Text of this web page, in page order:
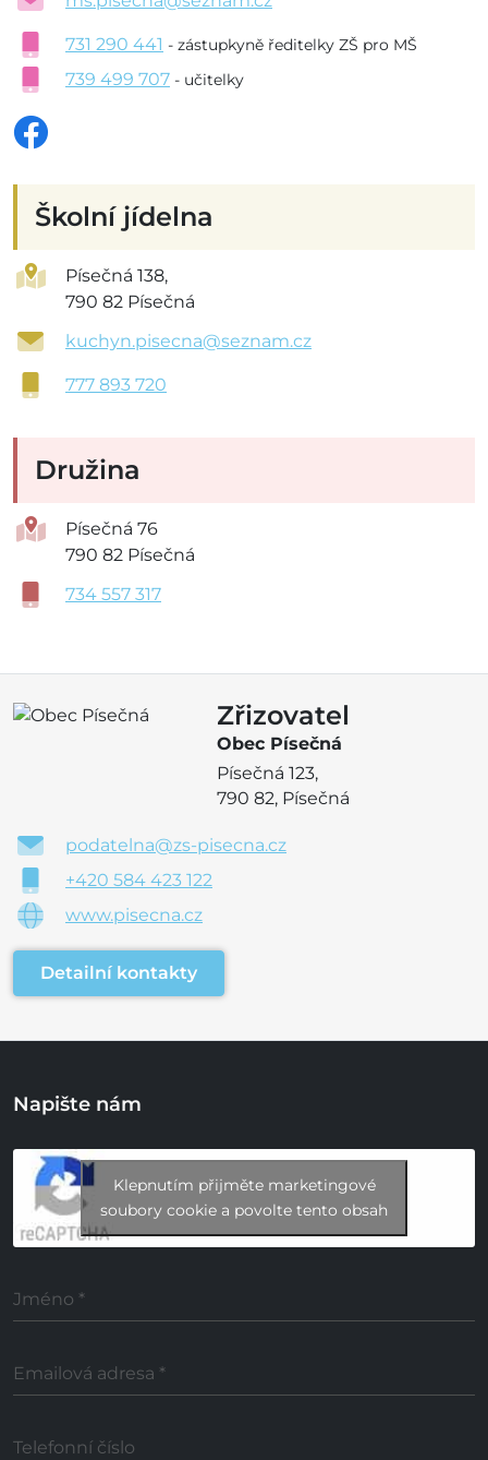
731 290 441 - zástupkyně ředitelky ZŠ pro MŠ
739 499 707 - učitelky
Školní jídelna
Písečná 138,
790 82 Písečná
kuchyn.pisecna@seznam.cz
777 893 720
Družina
Písečná 76
790 82 Písečná
734 557 317
Zřizovatel
Obec Písečná
Písečná 123,
790 82, Písečná
podatelna@zs-pisecna.cz
+420 584 423 122
www.pisecna.cz
Detailní kontakty
Napište nám
Klepnutím přijměte marketingové
soubory cookie a povolte tento obsah
Jméno *
Emailová adresa *
Telefonní číslo